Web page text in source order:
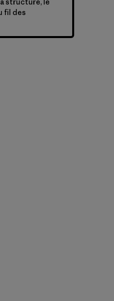
fil des